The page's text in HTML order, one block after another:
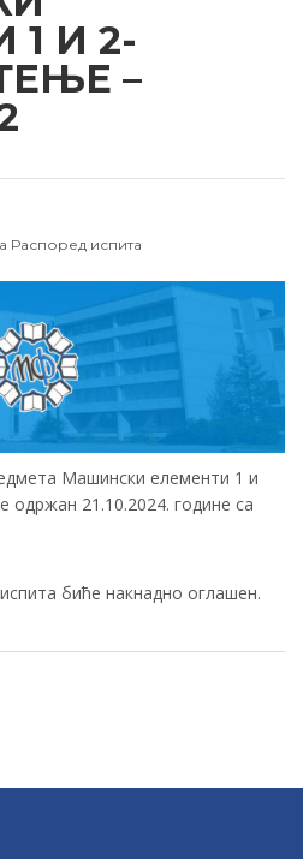
1 И 2-
–
Распоред испита
Машински елементи 1 и
21.10.2024. године са
биће накнадно оглашен.